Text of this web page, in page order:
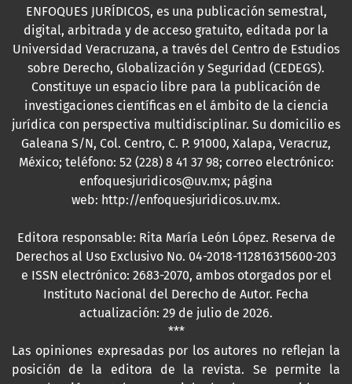
ENFOQUES JURÍDICOS, es una publicación semestral,
digital, arbitrada y de acceso gratuito, editada por la
Universidad Veracruzana, a través del Centro de Estudios
sobre Derecho, Globalización y Seguridad (CEDEGS).
Constituye un espacio libre para la publicación de
investigaciones científicas en el ámbito de la ciencia
jurídica con perspectiva multidisciplinar. Su domicilio es
Galeana S/N, Col. Centro, C. P. 91000, Xalapa, Veracruz,
México; teléfono: 52 (228) 8 41 37 98; correo electrónico:
enfoquesjuridicos@uv.mx; página
web: http://enfoquesjuridicos.uv.mx.
Editora responsable: Rita María León López. Reserva de
Derechos al Uso Exclusivo No. 04-2018-112816315600-203
e ISSN electrónico: 2683-2070, ambos otorgados por el
Instituto Nacional del Derecho de Autor. Fecha
actualización: 29 de julio de 2026.
***
Las opiniones expresadas por los autores no reflejan la
posición de la editora de la revista. Se permite la